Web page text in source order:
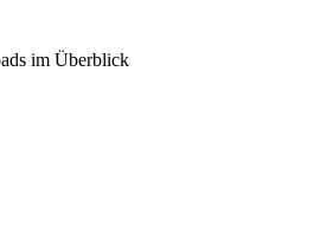
im Überblick